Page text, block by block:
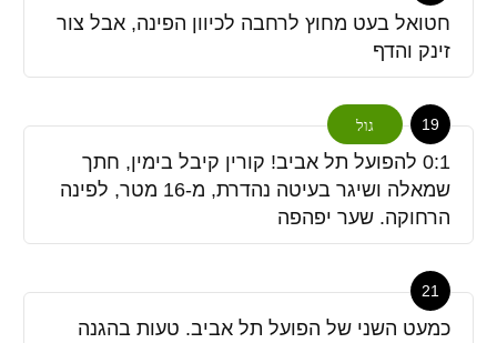
חטואל בעט מחוץ לרחבה לכיוון הפינה, אבל צור
זינק והדף
19 גול
0:1 להפועל תל אביב! קורין קיבל בימין, חתך
שמאלה ושיגר בעיטה נהדרת, מ-16 מטר, לפינה
הרחוקה. שער יפהפה
21
כמעט השני של הפועל תל אביב. טעות בהגנה